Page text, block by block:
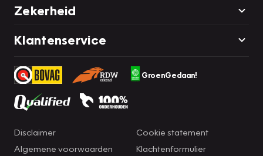
Zekerheid
Klantenservice
GroenGedaan!
Disclaimer
Algemene voorwaarden
Cookie statement
Klachtenformulier